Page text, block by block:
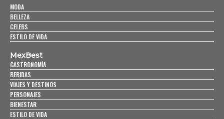
MODA
BELLEZA
CELEBS
ESTILO DE VIDA
MexBest
GASTRONOMÍA
BEBIDAS
VIAJES Y DESTINOS
PERSONAJES
BIENESTAR
ESTILO DE VIDA